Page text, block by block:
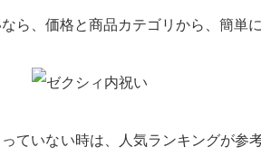
ら、価格と商品カテゴリから、簡単
ていない時は、人気ランキングが参